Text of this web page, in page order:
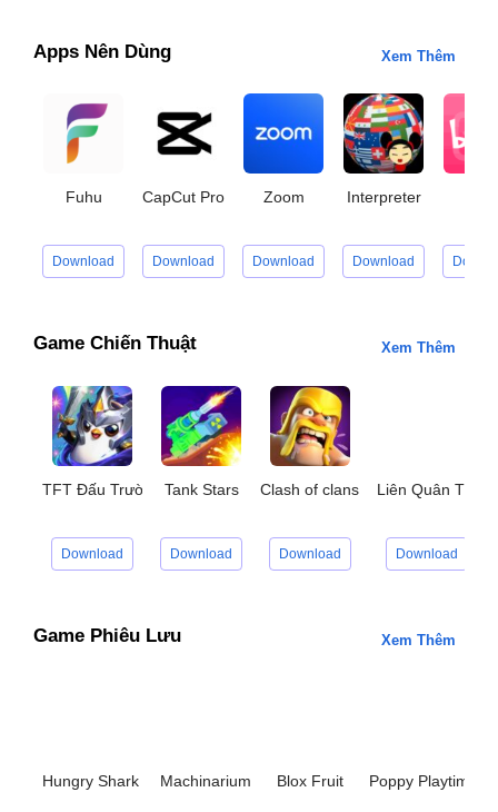
Apps Nên Dùng Xem Thêm
Fuhu
Download
CapCut Pro
Download
Zoom
Download
Interpreter
Download
Game Chiến Thuật Xem Thêm
TFT Đấu Trường Chân Lý
Download
Tank Stars
Download
Clash of clans
Download
Liên Quân Thử
Download
Game Phiêu Lưu Xem Thêm
Hungry Shark WorldMachinarium Blox Fruit Poppy Playtime